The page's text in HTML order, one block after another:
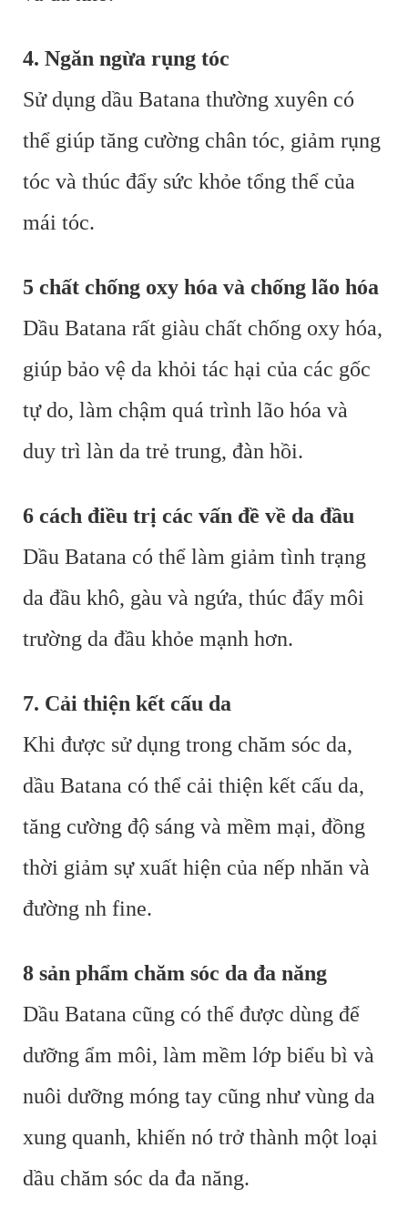
4. Ngăn ngừa rụng tóc
Sử dụng dầu Batana thường xuyên có
thể giúp tăng cường chân tóc, giảm rụng
tóc và thúc đẩy sức khỏe tổng thể của
mái tóc.
5 chất chống oxy hóa và chống lão hóa
Dầu Batana rất giàu chất chống oxy hóa,
giúp bảo vệ da khỏi tác hại của các gốc
tự do, làm chậm quá trình lão hóa và
duy trì làn da trẻ trung, đàn hồi.
6 cách điều trị các vấn đề về da đầu
Dầu Batana có thể làm giảm tình trạng
da đầu khô, gàu và ngứa, thúc đẩy môi
trường da đầu khỏe mạnh hơn.
7. Cải thiện kết cấu da
Khi được sử dụng trong chăm sóc da,
dầu Batana có thể cải thiện kết cấu da,
tăng cường độ sáng và mềm mại, đồng
thời giảm sự xuất hiện của nếp nhăn và
đường nh fine.
8 sản phẩm chăm sóc da đa năng
Dầu Batana cũng có thể được dùng để
dưỡng ẩm môi, làm mềm lớp biểu bì và
nuôi dưỡng móng tay cũng như vùng da
xung quanh, khiến nó trở thành một loại
dầu chăm sóc da đa năng.